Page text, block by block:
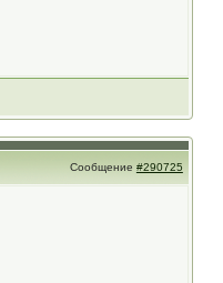
Сообщение #290725